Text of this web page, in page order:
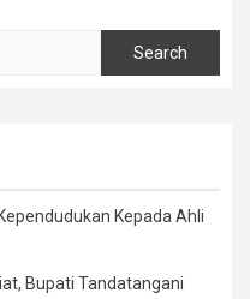
Kepada Ahli
Bupati Tandatangani